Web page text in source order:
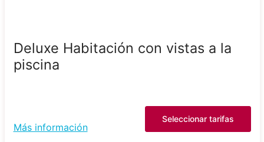
Deluxe Habitación con vistas a la
piscina
Más información
Seleccionar tarifas